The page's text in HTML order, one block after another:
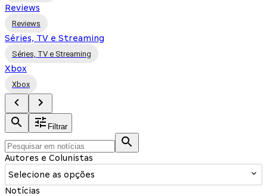
Reviews
Reviews
Séries, TV e Streaming
Séries, TV e Streaming
Xbox
Xbox
Filtrar
Autores e Colunistas
Selecione as opções
Notícias